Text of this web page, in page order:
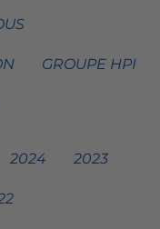
GROUPE HPI
2024 2023